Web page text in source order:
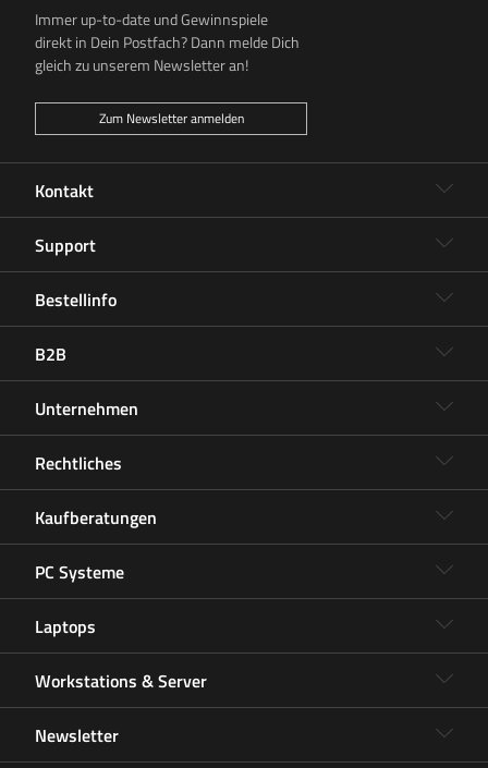
Kontakt
Support
Bestellinfo
B2B
Unternehmen
Rechtliches
Kaufberatungen
PC Systeme
Laptops
Workstations & Server
Newsletter
Immer up-to-date und Gewinnspiele
direkt in Dein Postfach? Dann melde Dich
gleich zu unserem Newsletter an!
Zum Newsletter anmelden